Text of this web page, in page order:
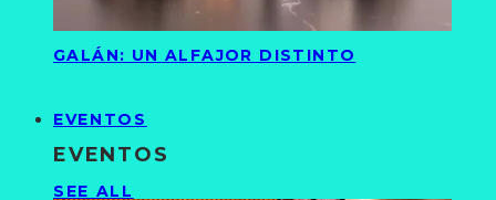
GALÁN: UN ALFAJOR DISTINTO
EVENTOS
EVENTOS
SEE ALL